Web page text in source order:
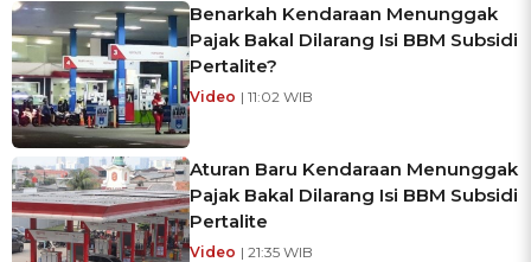
Benarkah Kendaraan Menunggak
Pajak Bakal Dilarang Isi BBM Subsidi
Pertalite?
Video | 11:02 WIB
Aturan Baru Kendaraan Menunggak
Pajak Bakal Dilarang Isi BBM Subsidi
Pertalite
Video | 21:35 WIB